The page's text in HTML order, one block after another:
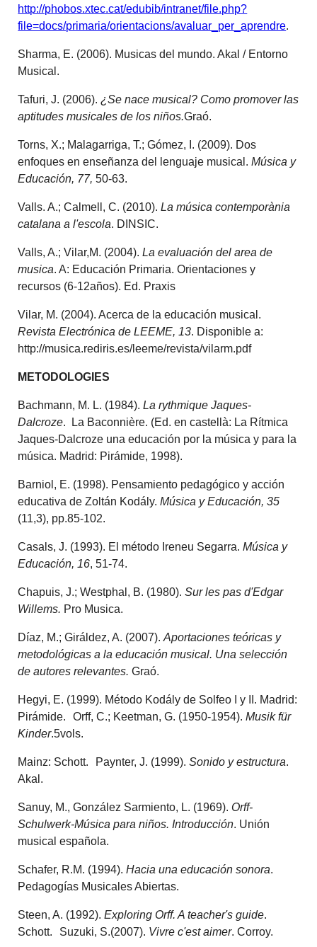
http://phobos.xtec.cat/edubib/intranet/file.php?
file=docs/primaria/orientacions/avaluar_per_aprendre.
Sharma, E. (2006). Musicas del mundo. Akal / Entorno
Musical.
Tafuri, J. (2006).¿Se nace musical? Como promover las
aptitudes musicales de los niños.Graó.
Torns, X.; Malagarriga, T.; Gómez, I. (2009). Dos
enfoques en enseñanza del lenguaje musical.Música y
Educación, 77,50-63.
Valls. A.; Calmell, C. (2010).La música contemporània
catalana a l'escola. DINSIC.
Valls, A.; Vilar,M. (2004).La evaluación del area de
musica. A: Educación Primaria. Orientaciones y
recursos (6-12años). Ed. Praxis
Vilar, M. (2004). Acerca de la educación musical.
Revista Electrónica de LEEME, 13. Disponible a:
http://musica.rediris.es/leeme/revista/vilarm.pdf
METODOLOGIES
Bachmann, M. L. (1984).La rythmique Jaques-
Dalcroze. La Baconnière. (Ed. en castellà: La Rítmica
Jaques-Dalcroze una educación por la música y para la
música. Madrid: Pirámide, 1998).
Barniol, E. (1998). Pensamiento pedagógico y acción
educativa de Zoltán Kodály.Música y Educación, 35
(11,3), pp.85-102.
Casals, J. (1993). El método Ireneu Segarra.Música y
Educación, 16, 51-74.
Chapuis, J.; Westphal, B. (1980).Sur les pas d'Edgar
Willems. Pro Musica.
Díaz, M.; Giráldez, A. (2007).Aportaciones teóricas y
metodológicas a la educación musical. Una selección
de autores relevantes. Graó.
Hegyi, E. (1999). Método Kodály de Solfeo I y II. Madrid:
Pirámide. Orff, C.; Keetman, G. (1950-1954).Musik für
Kinder.5vols.
Mainz: Schott. Paynter, J. (1999).Sonido y estructura.
Akal.
Sanuy, M., González Sarmiento, L. (1969). Orff-
Schulwerk-Música para niños. Introducción. Unión
musical española.
Schafer, R.M. (1994).Hacia una educación sonora.
Pedagogías Musicales Abiertas.
Steen, A. (1992).Exploring Orff. A teacher's guide.
Schott. Suzuki, S.(2007). Vivre c'est aimer. Corroy.